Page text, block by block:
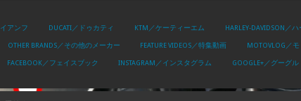
アンフ DUCATI／ドゥカティ KTM／ケーティーエム HARLEY-DAVIDSON／
OTHER BRANDS／その他のメーカー FEATURE VIDEOS／特集動画 MOTOVLOG／
FACEBOOK／フェイスブック INSTAGRAM／インスタグラム GOOGLE+／グーグル